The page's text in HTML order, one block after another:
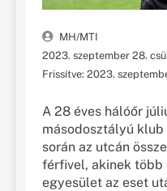
MH/MTI
2023. szeptember 28.
Frissítve: 2023.
A 28 éves hálóőr
másodosztályú
során az utcán
férfivel, akinek több
egyesület az eset